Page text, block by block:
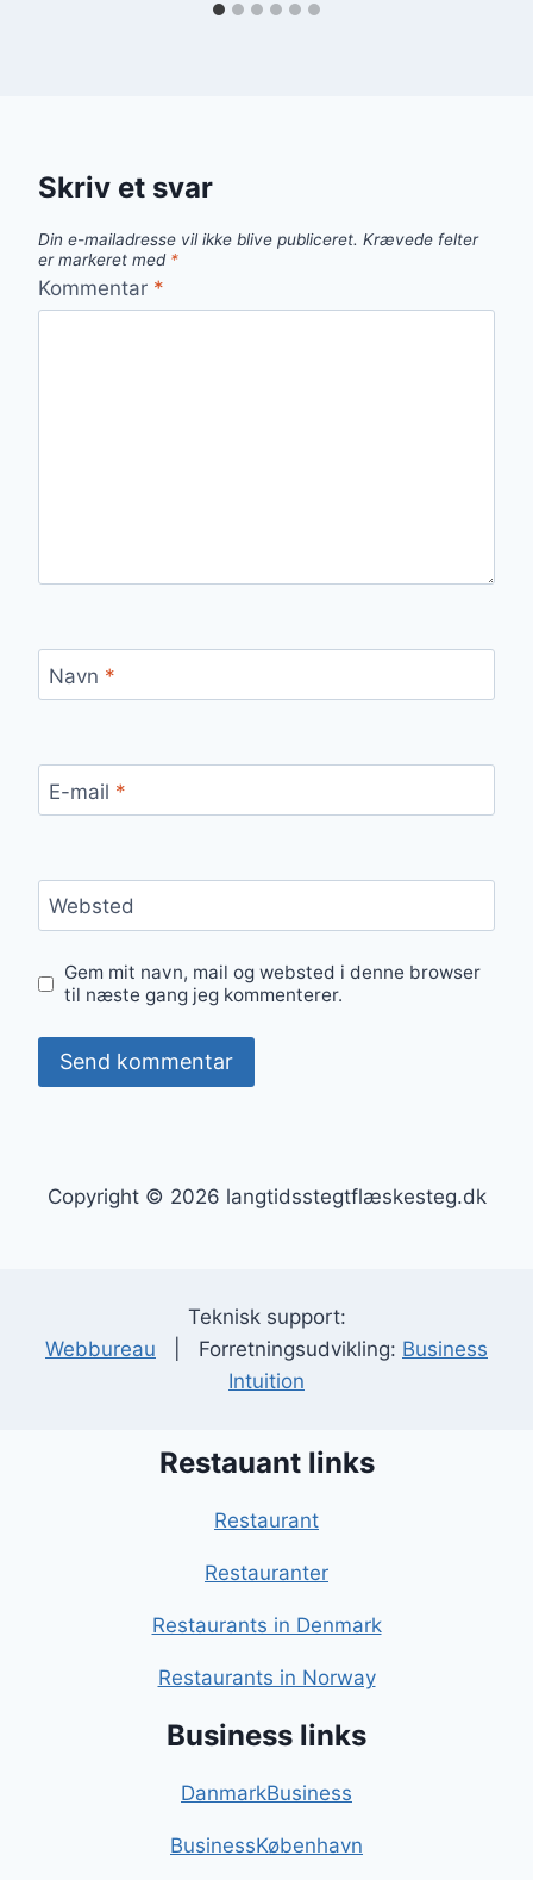
Skriv et svar
Din e-mailadresse vil ikke blive publiceret. Krævede felter
er markeret med *
Kommentar *
Navn *
E-mail *
Websted
Gem mit navn, mail og websted i denne browser
til næste gang jeg kommenterer.
Copyright © 2026 langtidsstegtflæskesteg.dk
Teknisk support:
Webbureau | Forretningsudvikling: Business
Intuition
Restauant links
Restaurant
Restauranter
Restaurants in Denmark
Restaurants in Norway
Business links
DanmarkBusiness
BusinessKøbenhavn